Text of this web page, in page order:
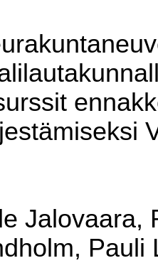
Jalovaara,
Pauli